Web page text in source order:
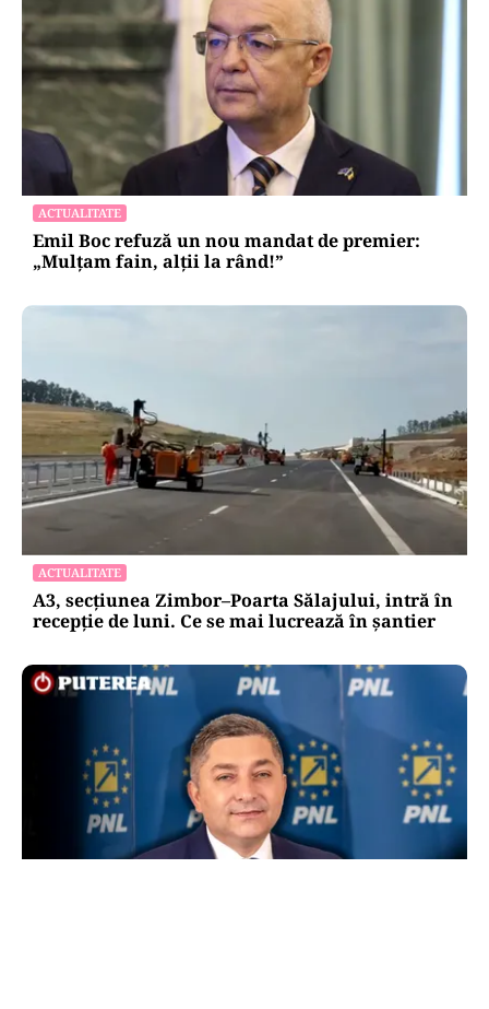
ACTUALITATE
Emil Boc refuză un nou mandat de premier:
„Mulțam fain, alții la rând!”
ACTUALITATE
A3, secțiunea Zimbor–Poarta Sălajului, intră în
recepție de luni. Ce se mai lucrează în șantier